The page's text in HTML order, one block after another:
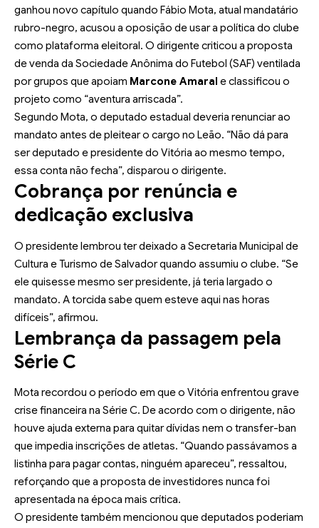
ganhou novo capítulo quando Fábio Mota, atual mandatário
rubro-negro, acusou a oposição de usar a política do clube
como plataforma eleitoral. O dirigente criticou a proposta
de venda da Sociedade Anônima do Futebol (SAF) ventilada
por grupos que apoiam Marcone Amaral e classificou o
projeto como “aventura arriscada”.
Segundo Mota, o deputado estadual deveria renunciar ao
mandato antes de pleitear o cargo no Leão. “Não dá para
ser deputado e presidente do Vitória ao mesmo tempo,
essa conta não fecha”, disparou o dirigente.
Cobrança por renúncia e
dedicação exclusiva
O presidente lembrou ter deixado a Secretaria Municipal de
Cultura e Turismo de Salvador quando assumiu o clube. “Se
ele quisesse mesmo ser presidente, já teria largado o
mandato. A torcida sabe quem esteve aqui nas horas
difíceis”, afirmou.
Lembrança da passagem pela
Série C
Mota recordou o período em que o Vitória enfrentou grave
crise financeira na Série C. De acordo com o dirigente, não
houve ajuda externa para quitar dívidas nem o transfer-ban
que impedia inscrições de atletas. “Quando passávamos a
listinha para pagar contas, ninguém apareceu”, ressaltou,
reforçando que a proposta de investidores nunca foi
apresentada na época mais crítica.
O presidente também mencionou que deputados poderiam